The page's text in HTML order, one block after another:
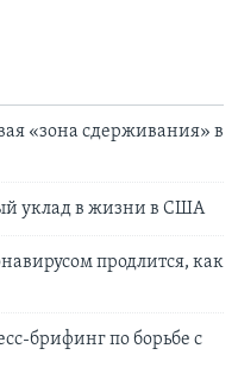
«зона сдерживания» в
уклад в жизни в США
продлится, как
брифинг по борьбе с